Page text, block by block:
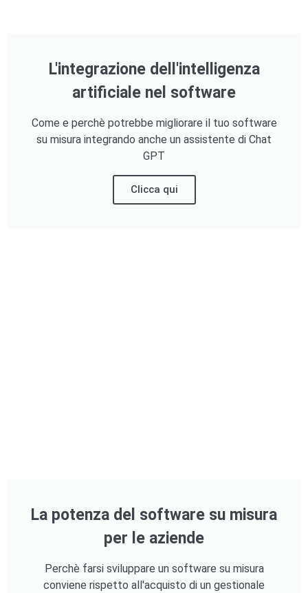
L'integrazione dell'intelligenza
artificiale nel software
Come e perchè potrebbe migliorare il tuo software
su misura integrando anche un assistente di Chat
GPT
Clicca qui
La potenza del software su misura
per le aziende
Perchè farsi sviluppare un software su misura
conviene rispetto all'acquisto di un gestionale